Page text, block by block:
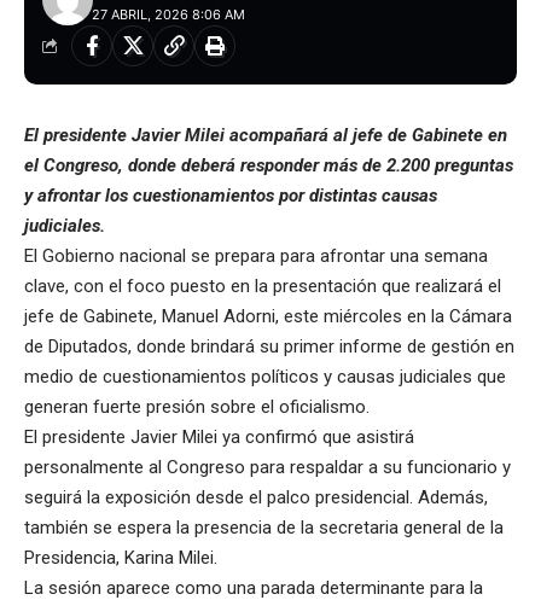
27 ABRIL, 2026 8:06 AM
El presidente Javier Milei acompañará al jefe de Gabinete en
el Congreso, donde deberá responder más de 2.200 preguntas
y afrontar los cuestionamientos por distintas causas
judiciales.
El Gobierno nacional se prepara para afrontar una semana
clave, con el foco puesto en la presentación que realizará el
jefe de Gabinete, Manuel Adorni, este miércoles en la Cámara
de Diputados, donde brindará su primer informe de gestión en
medio de cuestionamientos políticos y causas judiciales que
generan fuerte presión sobre el oficialismo.
El presidente Javier Milei ya confirmó que asistirá
personalmente al Congreso para respaldar a su funcionario y
seguirá la exposición desde el palco presidencial. Además,
también se espera la presencia de la secretaria general de la
Presidencia, Karina Milei.
La sesión aparece como una parada determinante para la